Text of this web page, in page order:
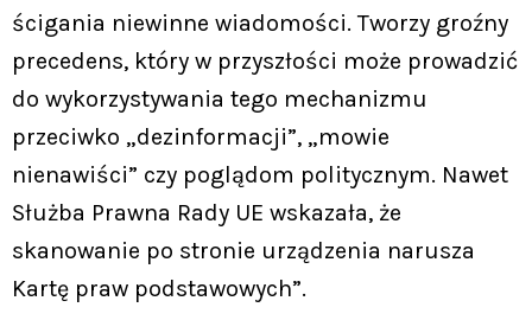
ścigania niewinne wiadomości. Tworzy groźny
precedens, który w przyszłości może prowadzić
do wykorzystywania tego mechanizmu
przeciwko „dezinformacji”, „mowie
nienawiści” czy poglądom politycznym. Nawet
Służba Prawna Rady UE wskazała, że
skanowanie po stronie urządzenia narusza
Kartę praw podstawowych”.